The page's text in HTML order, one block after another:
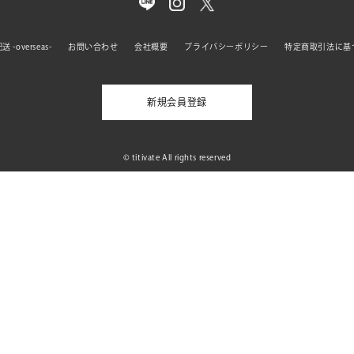
送 -overseas- お問い合わせ 会社概要 プライバシーポリシー 特定商取引法に基
新規会員登録
© titivate All rights reserved